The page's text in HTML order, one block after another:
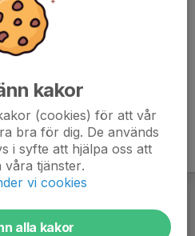
kakor
(cookies) för att vår
bra för dig. De används
i syfte att hjälpa oss att
tjänster.
vi cookies
alla kakor